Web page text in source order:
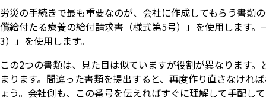
労災の手続きで最も重要なのが、会社に作成してもらう書類
償給付たる療養の給付請求書（様式第5号）」を使用します
3）」を使用します。
この2つの書類は、見た目は似ていますが役割が異なります
まります。間違った書類を提出すると、再度作り直さなけれ
ょう。会社側も、この番号を伝えればすぐに理解して手配し